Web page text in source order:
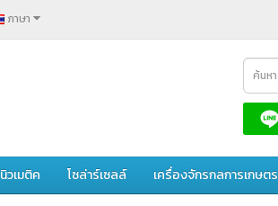
ภาษา
นิวเมติค โซล่าร์เซลล์ เครื่องจักรกลการเกษตร